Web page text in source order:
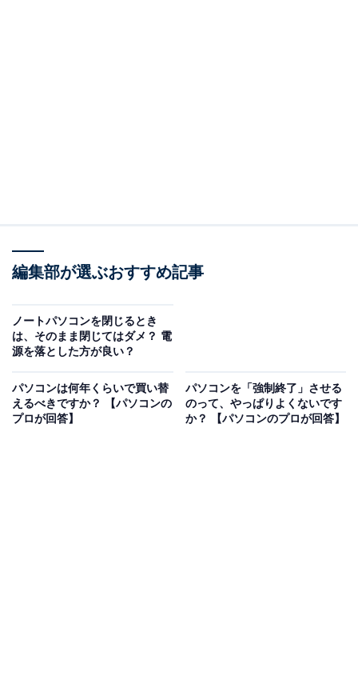
編集部が選ぶおすすめ記事
ノートパソコンを閉じるとき
は、そのまま閉じてはダメ？ 電
源を落とした方が良い？
パソコンは何年くらいで買い替
えるべきですか？ 【パソコンの
プロが回答】
パソコンを「強制終了」させる
のって、やっぱりよくないです
か？ 【パソコンのプロが回答】